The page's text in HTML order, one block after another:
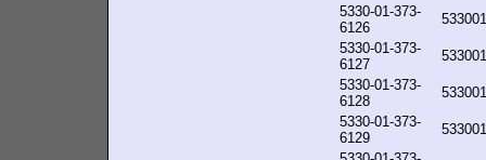
5330-01-373-
6126
5330-01-373-
6127
5330-01-373-
6128
5330-01-373-
6129